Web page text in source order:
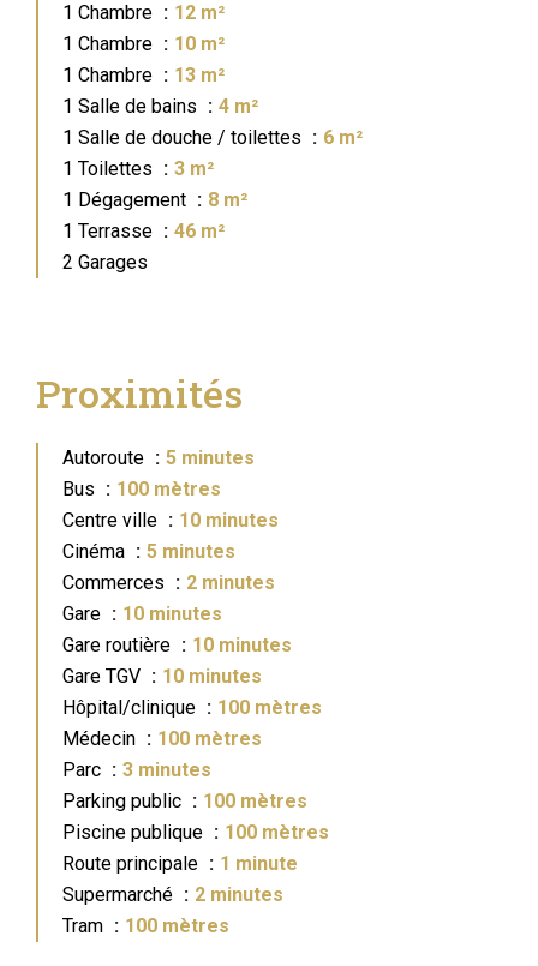
1 Chambre
12 m²
1 Chambre
10 m²
1 Chambre
13 m²
1 Salle de bains
4 m²
1 Salle de douche / toilettes
6 m²
1 Toilettes
3 m²
1 Dégagement
8 m²
1 Terrasse
46 m²
2 Garages
Proximités
Autoroute
5 minutes
Bus
100 mètres
Centre ville
10 minutes
Cinéma
5 minutes
Commerces
2 minutes
Gare
10 minutes
Gare routière
10 minutes
Gare TGV
10 minutes
Hôpital/clinique
100 mètres
Médecin
100 mètres
Parc
3 minutes
Parking public
100 mètres
Piscine publique
100 mètres
Route principale
1 minute
Supermarché
2 minutes
Tram
100 mètres